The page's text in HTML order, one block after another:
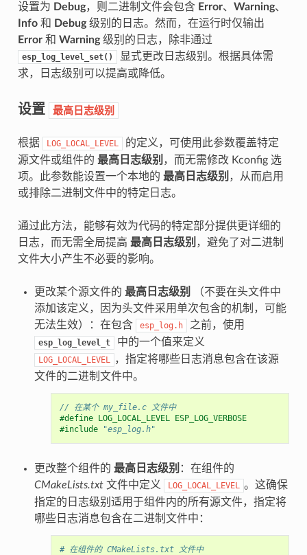
设置为 Debug，则二进制文件会包含 Error、 Warning、
Info和 Debug级别的日志。然而，在运行时仅输出
Error和 Warning级别的日志，除非通过
esp_log_level_set()
显式更改日志级别。根据具体需
求，日志级别可以提高或降低。
设置 最高日志级别
根据 LOG_LOCAL_LEVEL
的定义，可使用此参数覆盖特定
源文件或组件的 最高日志级别 ，而无需修改 Kconfig 选
项。此参数能设置一个本地的 最高日志级别 ，从而启用
或排除二进制文件中的特定日志。
通过此方法，能够有效为代码的特定部分提供更详细的
日志，而无需全局提高 最高日志级别 ，避免了对二进制
文件大小产生不必要的影响。
更改某个源文件的 最高日志级别
（不要在头文件中
添加该定义，因为头文件采用单次包含的机制，可能
无法生效）：在包含
esp_log.h 之前，使用
esp_log_level_t 中的一个值来定义
LOG_LOCAL_LEVEL ，指定将哪些日志消息包含在该源
文件的二进制文件中。
// 在某个 my_file.c 文件中
#define LOG_LOCAL_LEVEL ESP_LOG_VERBOSE
#include
"esp_log.h"
更改整个组件的 最高日志级别 ：在组件的
CMakeLists.txt文件中定义 LOG_LOCAL_LEVEL 。这确保
指定的日志级别适用于组件内的所有源文件，指定将
哪些日志消息包含在二进制文件中：
# 在组件的 CMakeLists.txt 文件中